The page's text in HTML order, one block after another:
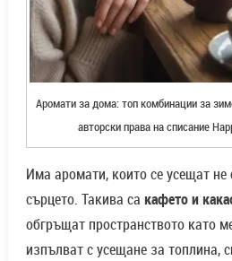
Аромати за дома: топ комбинации за
авторски права на списание
Има аромати, които се усещат не
сърцето. Такива са кафето и
обгръщат пространството като
изпълват с усещане за топлина,